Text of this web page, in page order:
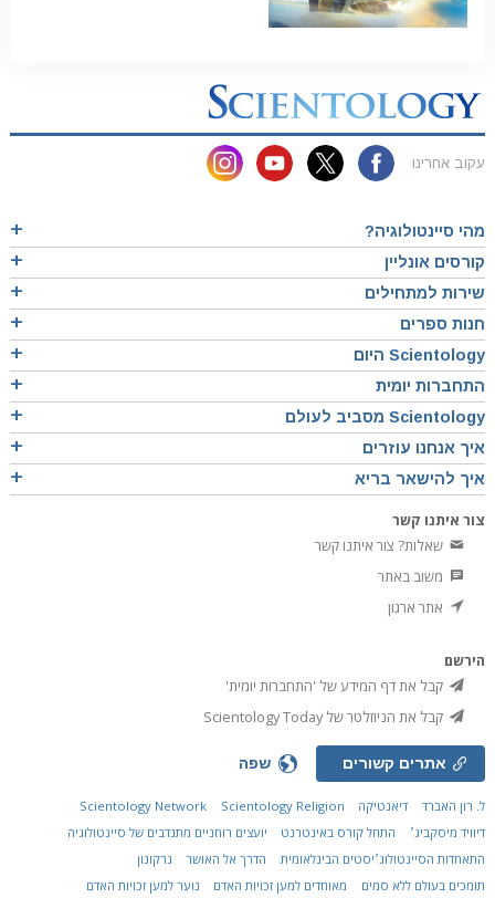
עקוב אחרינו
מהי סיינטולוגיה?
קורסים אונליין
שירות למתחילים
חנות ספרים
Scientology היום
התחברות יומית
Scientology מסביב לעולם
איך אנחנו עוזרים
איך להישאר בריא
צור איתנו קשר
שאלות? צור איתנו קשר
משוב באתר
אתר ארגון
הירשם
קבל את דף המידע של 'התחברות יומית'
קבל את הניוזלטר של Scientology Today
אתרים קשורים שפה
ל. רון האברד דיאנטיקה Scientology Network
Scientology Religion
דיוויד מיסקביג׳
התחל קורס באינטרנט
יועצים רוחניים מתנדבים של סיינטולוגיה
התאחדות הסיינטולוג׳יסטים הבינלאומית
הדרך אל האושר
נרקונון
תומכים בעולם ללא סמים
מאוחדים למען זכויות האדם נוער למען זכויות האדם